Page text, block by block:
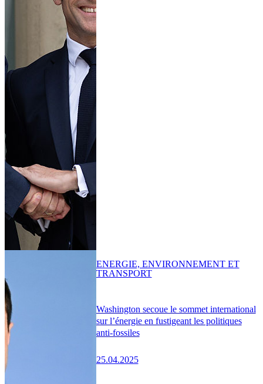
Washington secoue le sommet international
sur l’énergie en fustigeant les politiques
anti-fossiles
25.04.2025
ENERGIE, ENVIRONNEMENT ET
TRANSPORT